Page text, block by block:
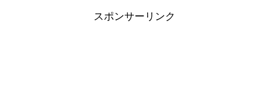
スポンサーリンク